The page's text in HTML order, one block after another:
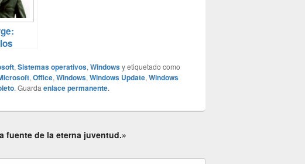
,Sistemas operativos,Windowsy etiquetado como
,Office,Windows,Windows Update,Windows
. Guardaenlace permanente.
fuente de la eterna juventud.»